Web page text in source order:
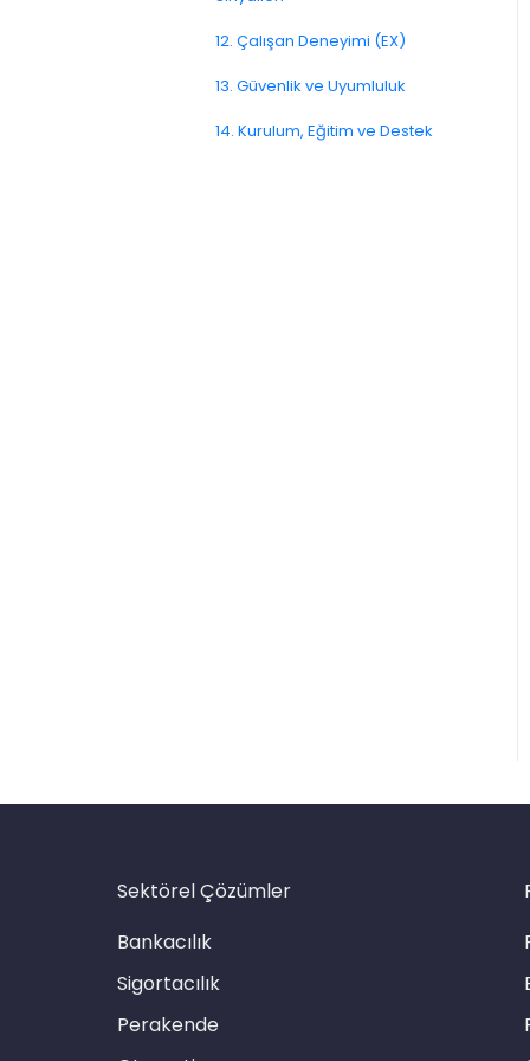
4.12. Kanal Sorunlarına
11.7. Yolculuk Sinyalleri
12. Çalışan Deneyimi (EX)
13. Güvenlik ve Uyumluluk
14. Kurulum, Eğitim ve Destek
Sektörel Çözümler
Bankacılık
Sigortacılık
Perakende